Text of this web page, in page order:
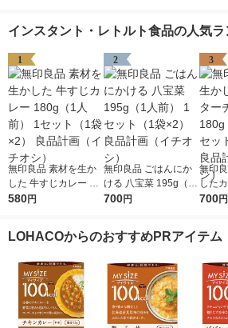
インスタント・レトルト食品の人気
1
無印良品 素材を生か
した 牛すじカレー 18
0g（1人前） 1セット
580円
2
無印良品 ごはんにか
ける 八宝菜 195g（1
人前） 1セット（1袋×
700円
3
無印
した
キン
700円
LOHACOからのおすすめPRアイテム